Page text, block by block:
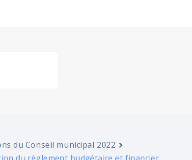
du Conseil municipal 2022